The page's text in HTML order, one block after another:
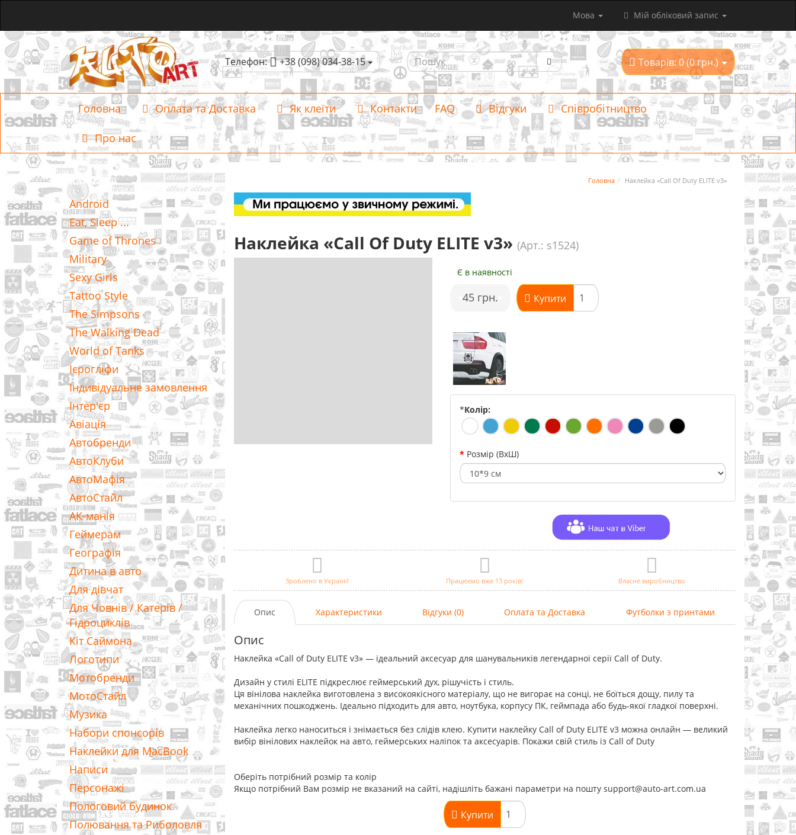
Мова Мій обліковий запис
Телефон: +38 (098) 034-38-15 Товарів: 0 (0 грн.)
Головна Оплата та Доставка Як клеїти Контакти FAQ Відгуки Співробітництво
Про нас
Категорії
Android
Eat, Sleep ...
Game of Thrones
Military
Sexy Girls
Tattoo Style
The Simpsons
The Walking Dead
World of Tanks
Ієрогліфи
Індивідуальне замовлення
Інтер'єр
Авіація
Автобренди
АвтоКлуби
АвтоМафія
АвтоСтайл
АК-манія
Геймерам
Географія
Дитина в авто
Для дівчат
Для Човнів / Катерів /
Гідроциклів
Кіт Саймона
Логотипи
Мотобренди
МотоСтайл
Музика
Набори спонсорів
Наклейки для MacBook
Написи
Персонажі
Пологовий будинок
Полювання та Риболовля
Головна Наклейка «Call Of Duty ELITE v3»
Наклейка «Call Of Duty ELITE v3» (Арт.: s1524)
Є в наявності
•45 грн. Купити
*Колір:
Розмір (ВхШ)
Зроблено в Україні! Працюємо вже 13 років! Власне виробництво
Опис Характеристики Відгуки (0) Оплата та Доставка Футболки з принтами
Опис
Наклейка «Call of Duty ELITE v3» — ідеальний аксесуар для шанувальників легендарної серії Call of Duty.
Дизайн у стилі ELITE підкреслює геймерський дух, рішучість і стиль.
Ця вінілова наклейка виготовлена з високоякісного матеріалу, що не вигорає на сонці, не боїться дощу, пилу та
механічних пошкоджень. Ідеально підходить для авто, ноутбука, корпусу ПК, геймпада або будь-якої гладкої поверхні.
Наклейка легко наноситься і знімається без слідів клею. Купити наклейку Call of Duty ELITE v3 можна онлайн — великий
вибір вінілових наклейок на авто, геймерських наліпок та аксесуарів. Покажи свій стиль із Call of Duty
Оберіть потрібний розмір та колір
Якщо потрібний Вам розмір не вказаний на сайті, надішліть бажані параметри на пошту support@auto-art.com.ua
Купити